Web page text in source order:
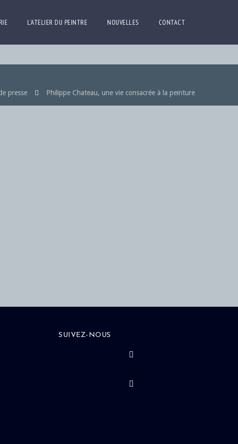
L’ATELIER DU PEINTRE NOUVELLES CONTACT
presse Philippe Chateau, une vie consacrée à la peinture
SUIVEZ-NOUS